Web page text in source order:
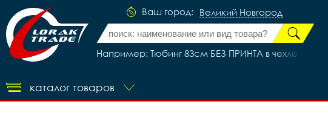
Ваш город: Великий Новгород
Например: Тюбинг 83см БЕЗ ПРИНТА в чехле
каталог товаров